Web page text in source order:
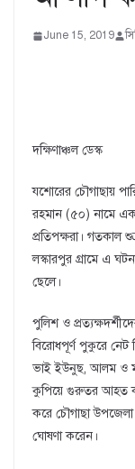
June 15, 2019
দক্ষিণাঞ্চল ডেস্ক
যশোরের চৌগাছায়
রহমান (৫০) নামে
প্রতিপক্ষরা। গতকাল
লস্কারপুর গ্রামে এ
ছেলে।
পুলিশ ও
বিরোধপূর্ণ পুকুরে
ভাই ইউনুছ, আলম ও
কুপিয়ে গুরুতর আহত
করে চৌগাছা উপজেলা
ঘোষণা করেন।